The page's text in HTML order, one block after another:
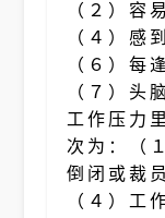
（２）容
（４）感
（６）每
（７）头
工作压力
次为：（
倒闭或裁
（４）工